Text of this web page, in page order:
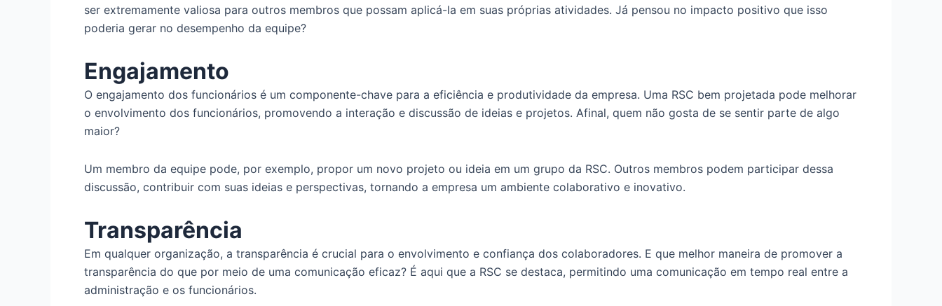
ser extremamente valiosa para outros membros que possam aplicá-la em suas próprias atividades. Já pensou no impacto positivo que isso
poderia gerar no desempenho da equipe?
Engajamento
O engajamento dos funcionários é um componente-chave para a eficiência e produtividade da empresa. Uma RSC bem projetada pode melhorar
o envolvimento dos funcionários, promovendo a interação e discussão de ideias e projetos. Afinal, quem não gosta de se sentir parte de algo
maior?
Um membro da equipe pode, por exemplo, propor um novo projeto ou ideia em um grupo da RSC. Outros membros podem participar dessa
discussão, contribuir com suas ideias e perspectivas, tornando a empresa um ambiente colaborativo e inovativo.
Transparência
Em qualquer organização, a transparência é crucial para o envolvimento e confiança dos colaboradores. E que melhor maneira de promover a
transparência do que por meio de uma comunicação eficaz? É aqui que a RSC se destaca, permitindo uma comunicação em tempo real entre a
administração e os funcionários.